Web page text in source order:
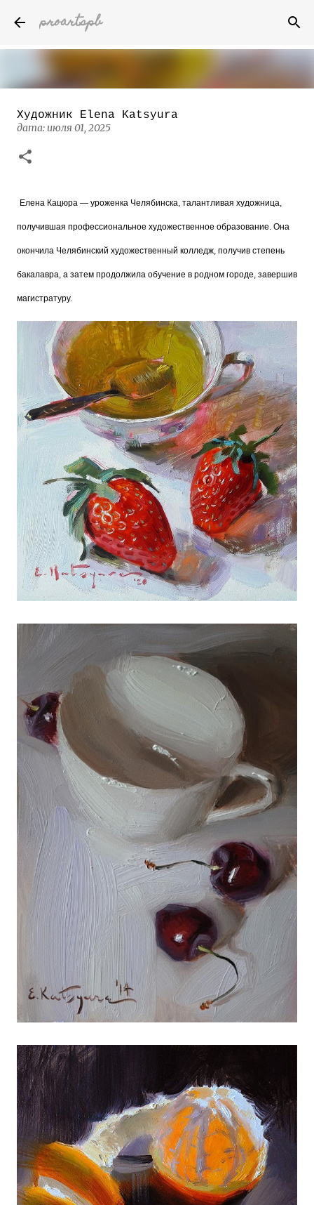
proartspb
Бумажные скульптуры канадского
художника Келвина Николса (Calvin
дата:
Художник Elena Katsyura
дата: июля 01, 2025
Елена Кацюра — уроженка Челябинска, талантливая художница,
получившая профессиональное художественное образование. Она
окончила Челябинский художественный колледж, получив степень
бакалавра, а затем продолжила обучение в родном городе, завершив
магистратуру.